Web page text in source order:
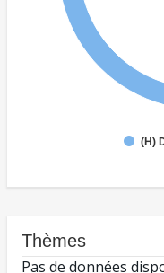
(H)
Thèmes
Pas de données